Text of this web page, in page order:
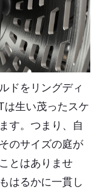
ドをリングディ
は生い茂ったスケ
す。つまり、自
のサイズの庭が
とはありませ
はるかに一貫し